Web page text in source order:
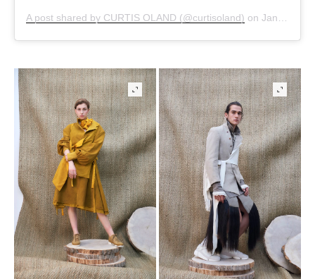
A post shared by CURTIS OLAND (@curtisoland) on Jan 27, 2019 at 2:12am PST